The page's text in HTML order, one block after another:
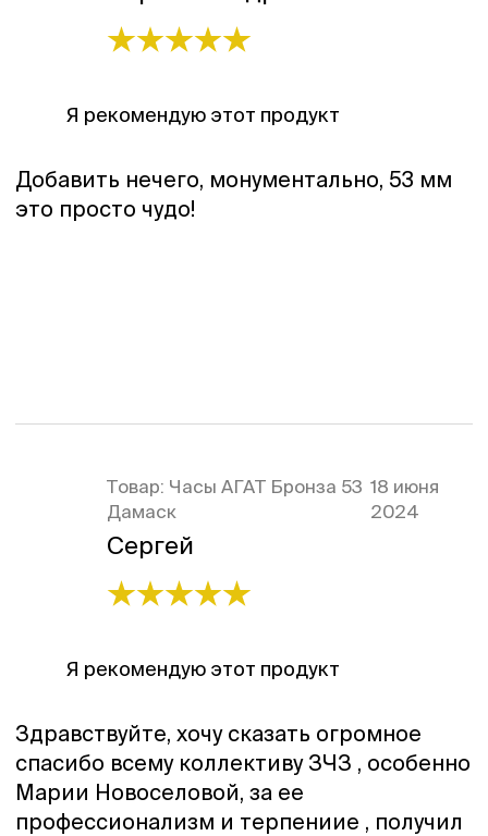
Я рекомендую этот продукт
Добавить нечего, монументально, 53 мм
это просто чудо!
Товар: Часы АГАТ Бронза 53
Дамаск
Сергей
18 июня
2024
Я рекомендую этот продукт
Здравствуйте, хочу сказать огромное
спасибо всему коллективу ЗЧЗ , особенно
Марии Новоселовой, за ее
профессионализм и терпениие , получил